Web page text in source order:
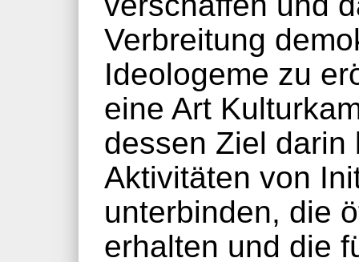
Verbreitung
Ideologeme zu
eine Art
dessen Ziel darin
Aktivitäten von
unterbinden, die
erhalten und die